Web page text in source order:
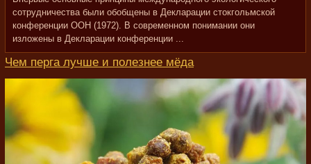
сотрудничества были обобщены в Декларации стокгольмской
конференции ООН (1972). В современном понимании они
изложены в Декларации конференции ...
Чем перга лучше и полезнее мёда